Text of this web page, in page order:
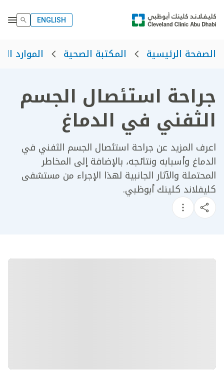
ENGLISH
الصفحة الرئيسية المكتبة الصحية الموارد
جراحة استئصال الجسم
الثفني في الدماغ
اعرف المزيد عن جراحة استئصال الجسم الثفني في
الدماغ وأسبابه ونتائجه، بالإضافة إلى المخاطر
المحتملة والآثار الجانبية لهذا الإجراء من مستشفى
كليفلاند كلينك أبوظبي.